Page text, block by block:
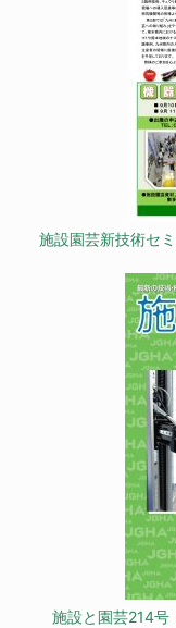
施設園芸新技術セ
施設と園芸214号